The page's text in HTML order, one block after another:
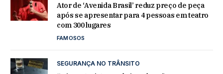
Ator de ‘Avenida Brasil’ reduz preço de peça
após se apresentar para 4 pessoas em teatro
com 300 lugares
FAMOSOS
SEGURANÇA NO TRÂNSITO